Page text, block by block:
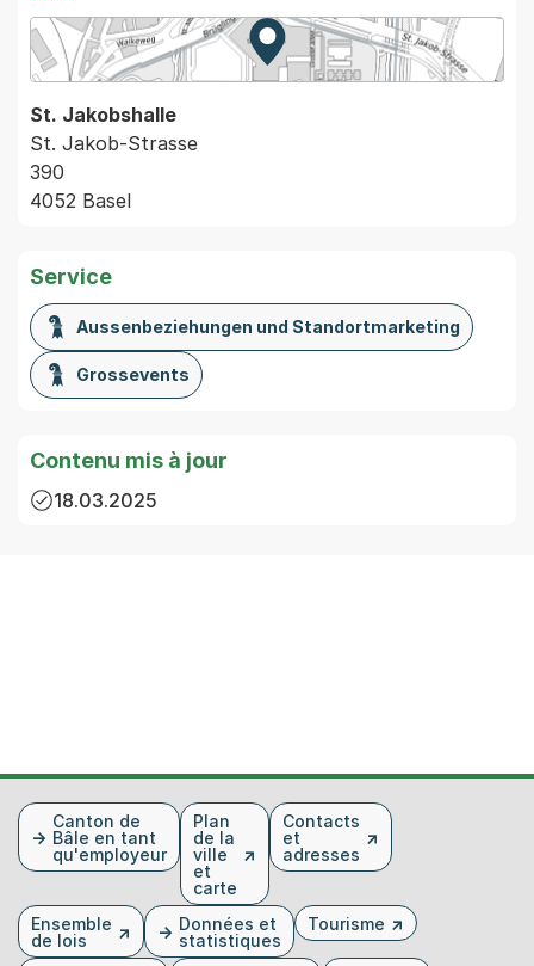
Zur Karte von MapBS.
Externer Link, wird in einem
St. Jakobshalle
St. Jakob-Strasse
390
4052 Basel
Service
Aussenbeziehungen und Standortmarketing
Grossevents
Contenu mis à jour
18.03.2025
FusszeileCanton de
Bâle en tant
qu'employeur
Plan
de la
ville
et
carte
Contacts
et
adresses
Ensemble
de lois
Données et
statistiques
Tourisme